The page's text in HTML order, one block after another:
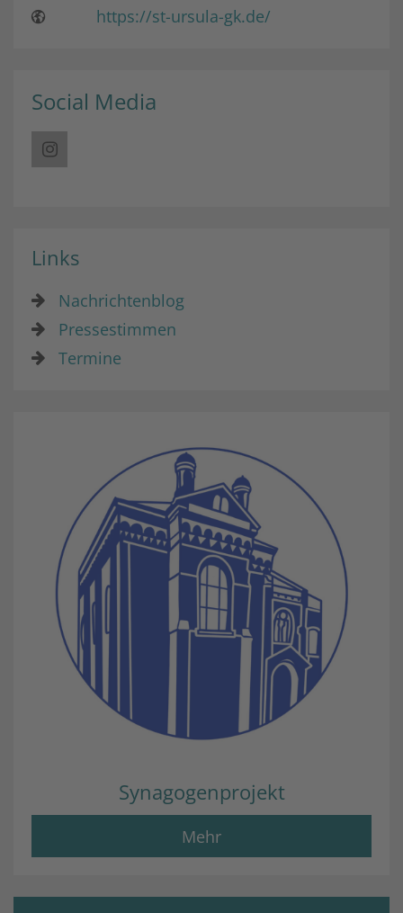
https://st-ursula-gk.de/
Social Media
Links
Nachrichtenblog
Pressestimmen
Termine
Synagogenprojekt
Mehr